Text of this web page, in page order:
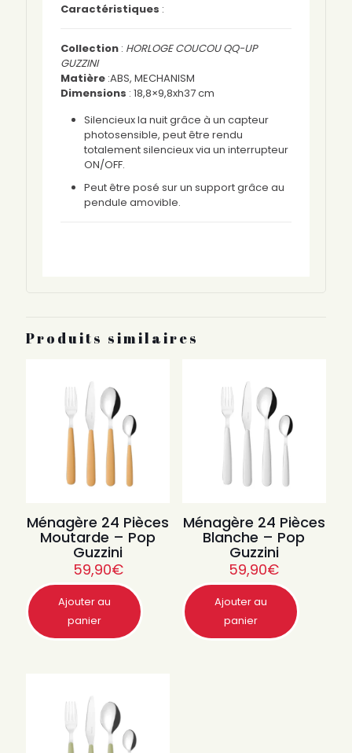
Caractéristiques :
Collection : HORLOGE COUCOU QQ-UP
GUZZINI
Matière :ABS, MECHANISM
Dimensions : 18,8×9,8xh37 cm
Silencieux la nuit grâce à un capteur
photosensible, peut être rendu
totalement silencieux via un interrupteur
ON/OFF.
Peut être posé sur un support grâce au
pendule amovible.
Produits similaires
Ménagère 24 Pièces
Moutarde – Pop
Guzzini
59,90€
Ajouter au
panier
Quantité
Ménagère 24 Pièces
Blanche – Pop
Guzzini
59,90€
Ajouter au
panier